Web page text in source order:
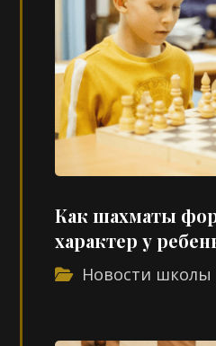
Как шахматы
характер у
Новости школы